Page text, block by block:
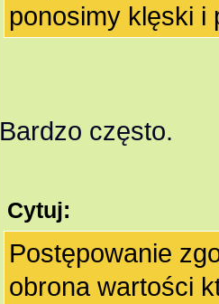
ponosimy klęski i
Bardzo często.
Cytuj:
Postępowanie
obrona wartości